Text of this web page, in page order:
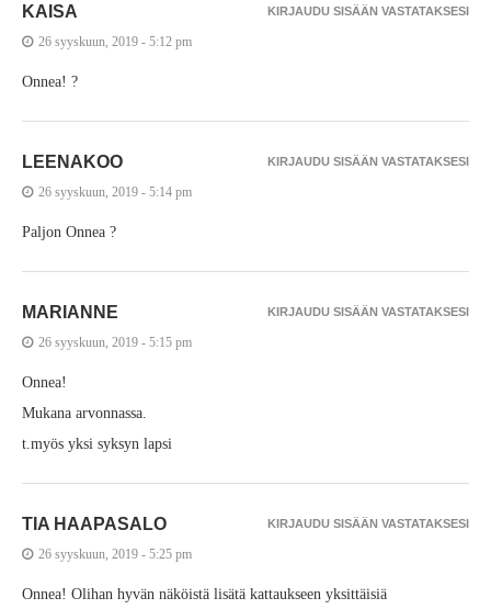
KAISA
26 syyskuun, 2019 - 5:12 pm
Onnea! ?
KIRJAUDU SISÄÄN VASTATAKSESI
LEENAKOO
26 syyskuun, 2019 - 5:14 pm
Paljon Onnea ?
KIRJAUDU SISÄÄN VASTATAKSESI
MARIANNE
26 syyskuun, 2019 - 5:15 pm
Onnea!
Mukana arvonnassa.
t.myös yksi syksyn lapsi
KIRJAUDU SISÄÄN VASTATAKSESI
TIA HAAPASALO
26 syyskuun, 2019 - 5:25 pm
Onnea! Olihan hyvän näköistä lisätä kattaukseen yksittäisiä
KIRJAUDU SISÄÄN VASTATAKSESI